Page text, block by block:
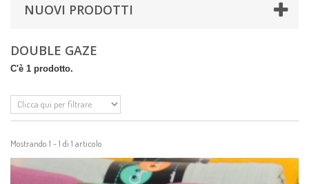
NUOVI PRODOTTI
DOUBLE GAZE
C'è 1 prodotto.
Mostrando 1 - 1 di 1 articolo